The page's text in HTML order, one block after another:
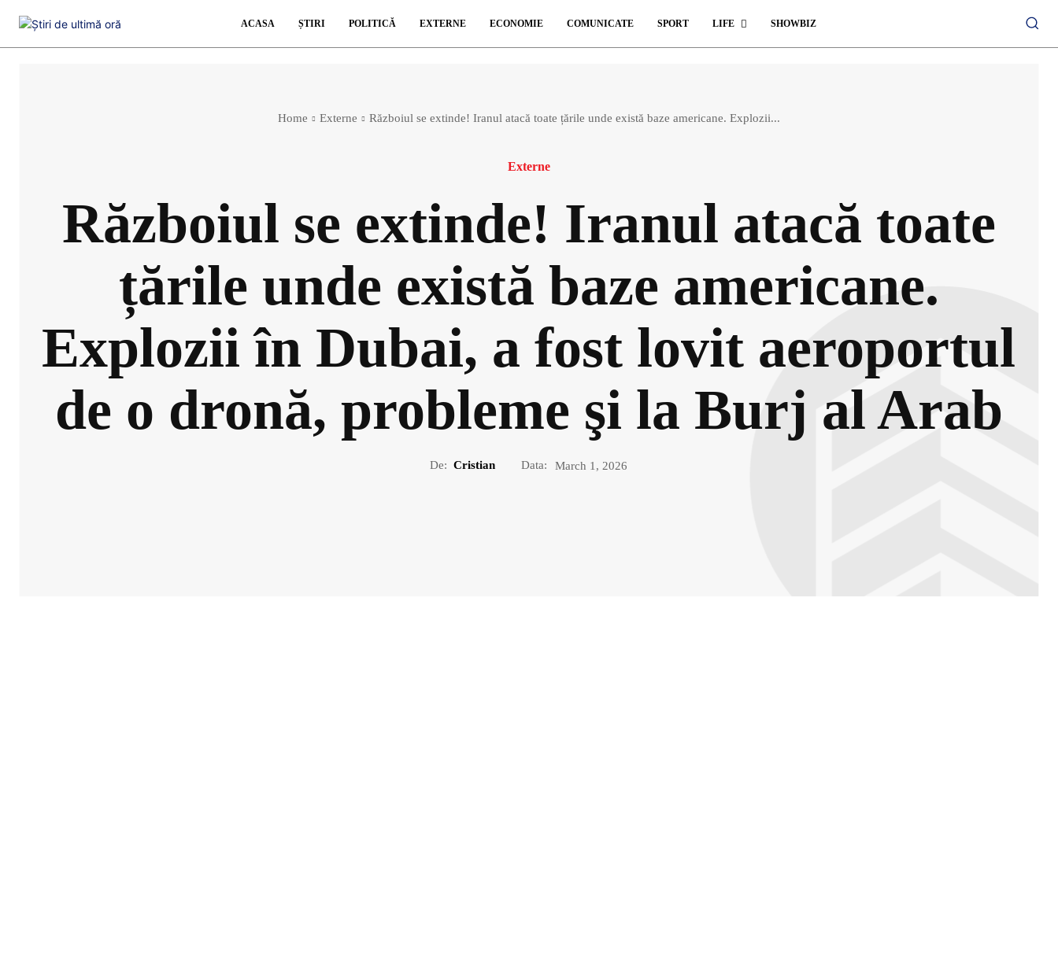
ACASA ȘTIRI POLITICĂ EXTERNE ECONOMIE COMUNICATE SPORT LIFE SHOWBIZ
Home Externe Războiul se extinde! Iranul atacă toate țările unde există baze americane. Explozii...
Externe
Războiul se extinde! Iranul atacă toate
țările unde există baze americane.
Explozii în Dubai, a fost lovit aeroportul
de o dronă, probleme şi la Burj al Arab
De: Cristian Data: March 1, 2026